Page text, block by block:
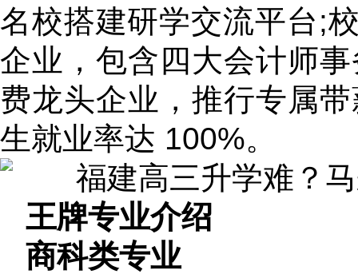
名校搭建研学交流平台;
企业，包含四大会计师
费龙头企业，推行专属
生就业率达 100%。
王牌专业介绍
商科类专业